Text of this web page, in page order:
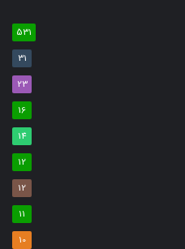
531
31
23
16
14
12
12
11
10